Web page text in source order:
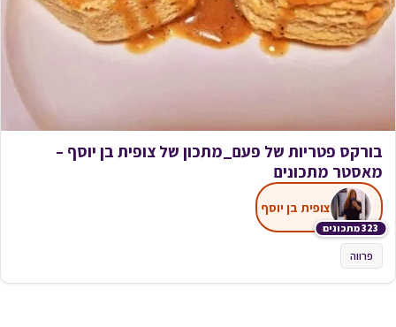
בורקס פטריות של פעם_מתכון של צופית בן יוסף –
מאסטר מתכונים
323 מתכונים
צופית בן יוסף
פרווה